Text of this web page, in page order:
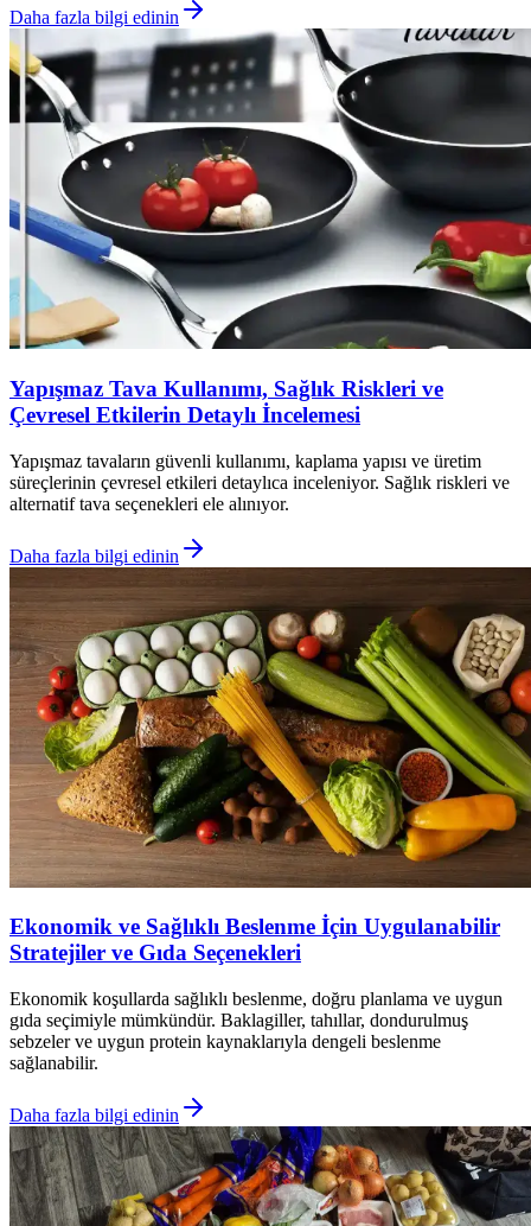
Daha fazla bilgi edinin
Yapışmaz Tava Kullanımı, Sağlık Riskleri ve
Çevresel Etkilerin Detaylı İncelemesi
Yapışmaz tavaların güvenli kullanımı, kaplama yapısı ve üretim
süreçlerinin çevresel etkileri detaylıca inceleniyor. Sağlık riskleri ve
alternatif tava seçenekleri ele alınıyor.
Daha fazla bilgi edinin
Ekonomik ve Sağlıklı Beslenme İçin Uygulanabilir
Stratejiler ve Gıda Seçenekleri
Ekonomik koşullarda sağlıklı beslenme, doğru planlama ve uygun
gıda seçimiyle mümkündür. Baklagiller, tahıllar, dondurulmuş
sebzeler ve uygun protein kaynaklarıyla dengeli beslenme
sağlanabilir.
Daha fazla bilgi edinin